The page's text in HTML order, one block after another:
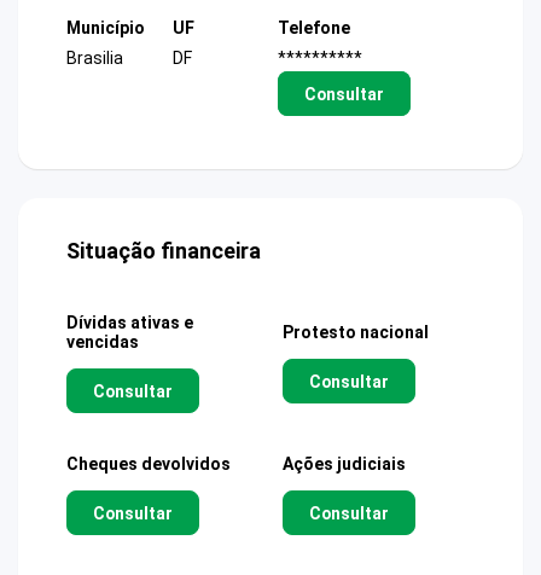
Município
Brasilia
UF
DF
Telefone
**********
Consultar
Situação financeira
Dívidas ativas e
vencidas
Consultar
Protesto nacional
Consultar
Cheques devolvidos
Consultar
Ações judiciais
Consultar